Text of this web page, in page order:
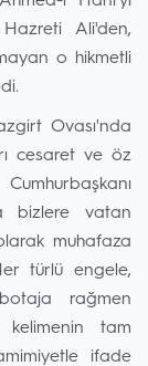
Ali'den,
o hikmetli
Ovası'nda
cesaret ve öz
bizlere vatan
muhafaza
türlü engele,
rağmen
tam
ifade